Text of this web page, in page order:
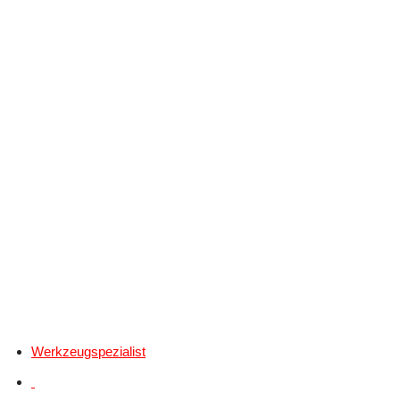
Werkzeugspezialist